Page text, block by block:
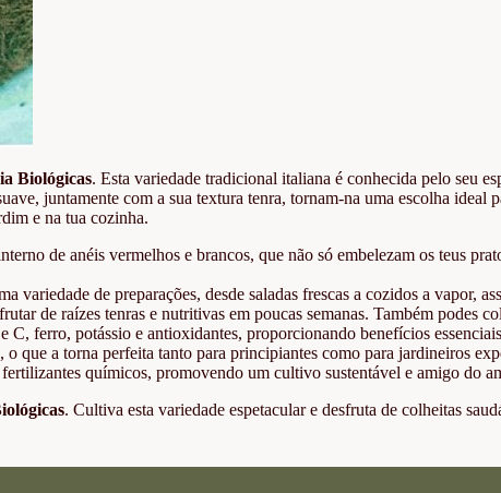
Biológicas. Esta variedade tradicional italiana é conhecida pelo seu
juntamente com a sua textura tenra, tornam-na uma escolha ideal
e na tua cozinha.
de anéis vermelhos e brancos, que não só embelezam os teus
variedade de preparações, desde saladas frescas a cozidos a vapor,
de raízes tenras e nutritivas em poucas semanas. Também podes
ferro, potássio e antioxidantes, proporcionando benefícios
que a torna perfeita tanto para principiantes como para jardineiros
químicos, promovendo um cultivo sustentável e amigo do
. Cultiva esta variedade espetacular e desfruta de colheitas